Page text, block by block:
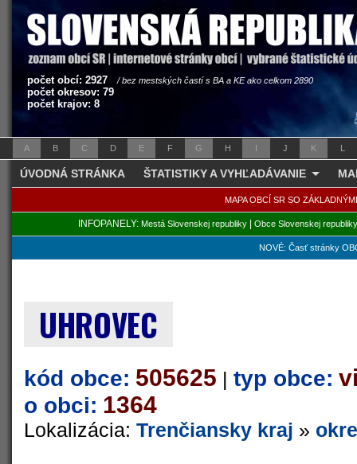
počet obcí: 2927 / bez mestských častí s BA a KE ako celkom 2890
počet okresov: 79
počet krajov: 8
A B C D E F G H I J K L
ÚVODNÁ STRÁNKA ŠTATISTIKY A VYHĽADÁVANIE
MAPA OBCÍ SR SO
INFOPANELY: Mestá Slovenskej republiky| Obce Slovenskej republiky
NOVÉ: Časť stránky
UHROVEC
kód obce: 505625 | typ obce:
o obci: 1364
Lokalizácia: Trenčiansky kraj »